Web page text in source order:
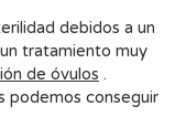
debidos a un
tratamiento muy
de óvulos .
podemos conseguir